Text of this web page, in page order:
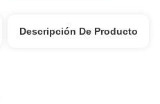
Descripción De Producto